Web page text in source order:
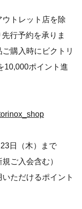
トレット店を除
行予約を承りま
購入時にビクトリ
10,000ポイント進
日（木）まで
ご入会含む）
ただけるポイント